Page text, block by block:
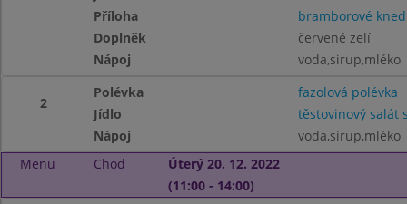
Příloha
bramborové
Doplněk
červené zelí
Nápoj
voda,sirup,mléko
2
Polévka
fazolová polévka
Jídlo
těstovinový salát
Nápoj
voda,sirup,mléko
Menu
Chod
Úterý 20. 12. 2022
(11:00 - 14:00)